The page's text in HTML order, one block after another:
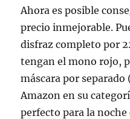
Ahora es posible
precio inmejorable.
disfraz completo por
tengan el mono rojo,
máscara por
Amazon en su
perfecto para la